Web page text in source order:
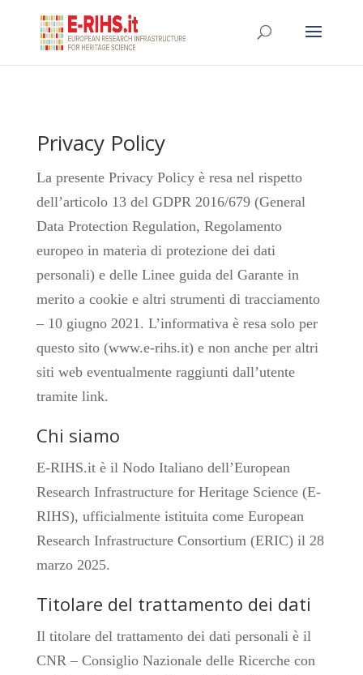
Privacy Policy
La presente Privacy Policy è resa nel rispetto
dell’articolo 13 del GDPR 2016/679 (General
Data Protection Regulation, Regolamento
europeo in materia di protezione dei dati
personali) e delle Linee guida del Garante in
merito a cookie e altri strumenti di tracciamento
– 10 giugno 2021. L’informativa è resa solo per
questo sito (www.e-rihs.it) e non anche per altri
siti web eventualmente raggiunti dall’utente
tramite link.
Chi siamo
E-RIHS.it è il Nodo Italiano dell’European
Research Infrastructure for Heritage Science (E-
RIHS), ufficialmente istituita come European
Research Infrastructure Consortium (ERIC) il 28
marzo 2025.
Titolare del trattamento dei dati
Il titolare del trattamento dei dati personali è il
CNR – Consiglio Nazionale delle Ricerche con